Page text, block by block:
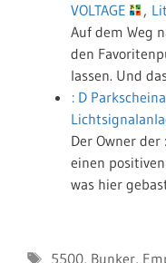
VOLTAGE
,
Auf dem Weg
den
lassen. Und
: D
Der Owner der
einen
was hier
Schlagwörter
5500, Bunker,